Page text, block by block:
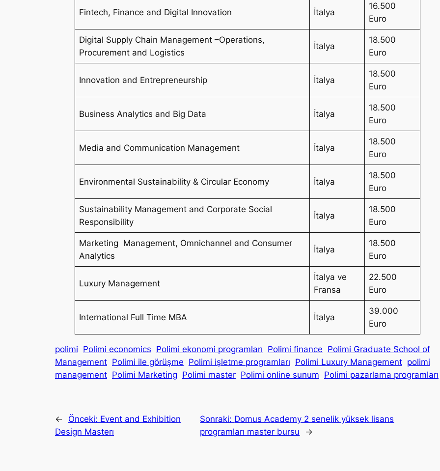
Fintech, Finance and Digital Innovation İtalya
16.500
Euro
Digital Supply Chain Management –Operations,
Procurement and Logistics
İtalya
18.500
Euro
Innovation and Entrepreneurship İtalya
18.500
Euro
Business Analytics and Big Data İtalya
18.500
Euro
Media and Communication Management İtalya
18.500
Euro
Environmental Sustainability & Circular Economy İtalya
18.500
Euro
Sustainability Management and Corporate Social
Responsibility
İtalya
18.500
Euro
Marketing Management, Omnichannel and Consumer
Analytics
İtalya
18.500
Euro
Luxury Management
İtalya ve
Fransa
22.500
Euro
International Full Time MBA İtalya
39.000
Euro
polimi Polimi economics Polimi ekonomi programları Polimi finance Polimi Graduate School of
Management Polimi ile görüşme Polimi işletme programları Polimi Luxury Management polimi
management Polimi Marketing Polimi master Polimi online sunum Polimi pazarlama programları
← Önceki: Event and Exhibition
Design Masterı
Sonraki: Domus Academy 2 senelik yüksek lisans
programları master bursu
→